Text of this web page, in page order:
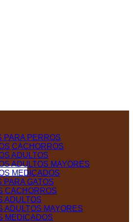
PARA PERROS
CACHORROS
ADULTOS
ADULTOS MAYORES
MEDICADOS
PARA GATOS
CACHORROS
ADULTOS
ADULTOS MAYORES
MEDICADOS